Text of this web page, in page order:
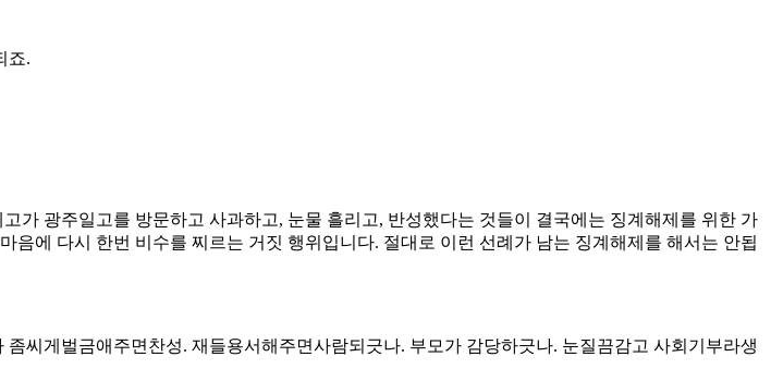
죠.
가 광주일고를 방문하고 사과하고, 눈물 흘리고, 반성했다는 것들이 결국에는 징계해제를 위한 가
에 다시 한번 비수를 찌르는 거짓 행위입니다. 절대로 이런 선례가 남는 징계해제를 해서는 안됩
씨게벌금애주면찬성. 재들용서해주면사람되긋나. 부모가 감당하긋나. 눈질끔감고 사회기부라생